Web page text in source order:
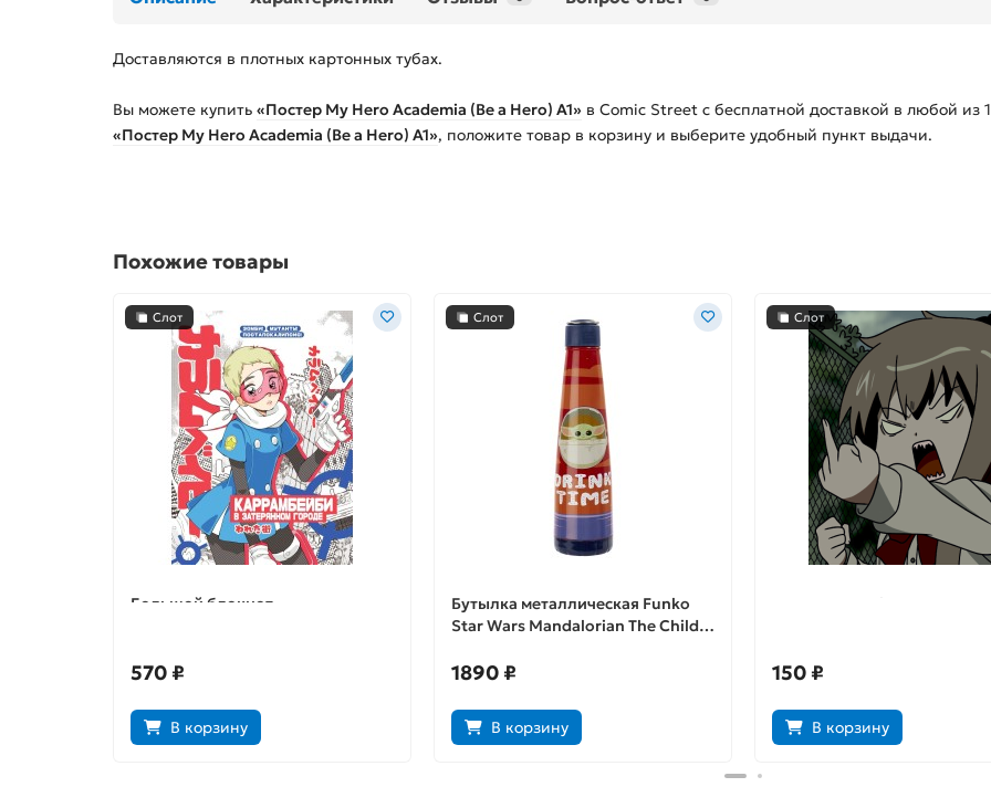
Доставляются в плотных картонных тубах.
Вы можете купить «Постер My Hero Academia (Be a Hero) А1» в Comic Street с бесплатной доставкой в любой из
«Постер My Hero Academia (Be a Hero) А1», положите товар в корзину и выберите удобный пункт выдачи.
Похожие товары
Слот
Большой блокнот
570 ₽
В корзину
Слот
Бутылка металлическая Funko
Star Wars Mandalorian The Child
SW06497
1890 ₽
В корзину
Слот
150 ₽
В корзину